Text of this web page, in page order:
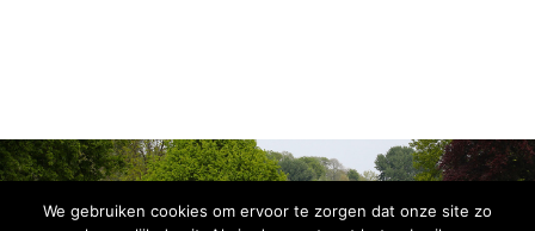
We gebruiken cookies om ervoor te zorgen dat onze site zo